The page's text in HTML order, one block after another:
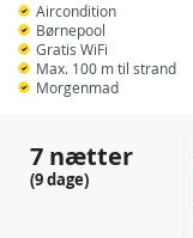
Aircondition
Børnepool
Gratis WiFi
Max. 100 m til strand
Morgenmad
7 nætter
(9 dage)